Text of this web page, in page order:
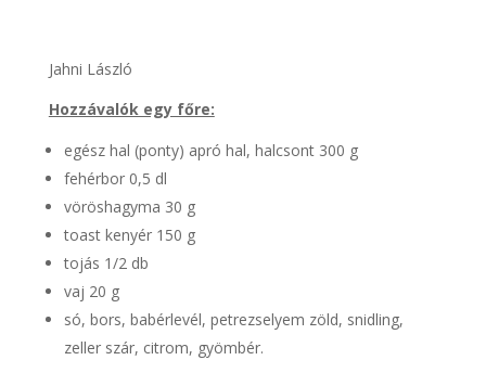
Jahni László
Hozzávalók egy főre:
egész hal (ponty) apró hal, halcsont 300 g
fehérbor 0,5 dl
vöröshagyma 30 g
toast kenyér 150 g
tojás 1/2 db
vaj 20 g
só, bors, babérlevél, petrezselyem zöld, snidling,
zeller szár, citrom, gyömbér.